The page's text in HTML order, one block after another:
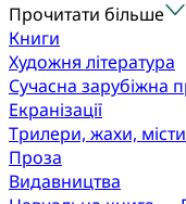
Прочитати більше
Книги
Художня література
Сучасна зарубіжна
Екранізації
Трилери, жахи,
Проза
Видавництва